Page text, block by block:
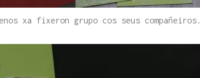
xa fixeron grupo cos seus compañeiros.